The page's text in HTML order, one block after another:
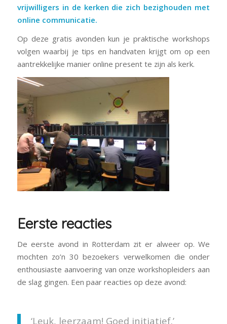
vrijwilligers in de kerken die zich bezighouden met
online communicatie.
Op deze gratis avonden kun je praktische workshops
volgen waarbij je tips en handvaten krijgt om op een
aantrekkelijke manier online present te zijn als kerk.
Eerste reacties
De eerste avond in Rotterdam zit er alweer op. We
mochten zo’n 30 bezoekers verwelkomen die onder
enthousiaste aanvoering van onze workshopleiders aan
de slag gingen. Een paar reacties op deze avond:
‘Leuk, leerzaam! Goed initiatief.’